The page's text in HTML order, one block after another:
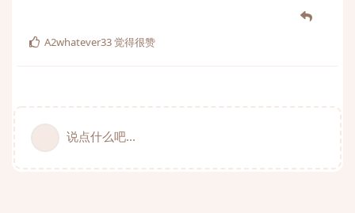
A2whatever33觉得很赞
说点什么吧...